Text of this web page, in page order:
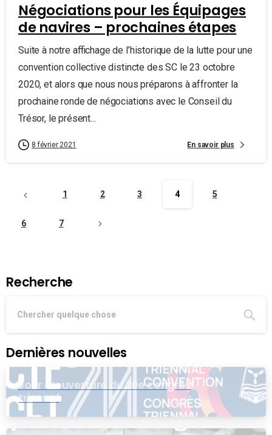
Négociations pour les Équipages
de navires – prochaines étapes
Suite à notre affichage de l’historique de la lutte pour une
convention collective distincte des SC le 23 octobre
2020, et alors que nous nous préparons à affronter la
prochaine ronde de négociations avec le Conseil du
Trésor, le présent...
8 février 2021 En savoir plus
1 2 3 4 5
6 7
Recherche
Dernières nouvelles
Jour d’ouverture du 20e congrès
triennal